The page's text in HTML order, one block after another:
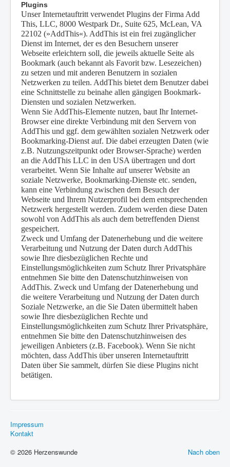
Plugins
Unser Internetauftritt verwendet Plugins der Firma Add
This, LLC, 8000 Westpark Dr., Suite 625, McLean, VA
22102 (»AddThis«). AddThis ist ein frei zugänglicher
Dienst im Internet, der es den Besuchern unserer
Webseite erleichtern soll, die jeweils aktuelle Seite als
Bookmark (auch bekannt als Favorit bzw. Lesezeichen)
zu setzen und mit anderen Benutzern in sozialen
Netzwerken zu teilen. AddThis bietet dem Benutzer dabei
eine Schnittstelle zu beinahe allen gängigen Bookmark-
Diensten und sozialen Netzwerken.
Wenn Sie AddThis-Elemente nutzen, baut Ihr Internet-
Browser eine direkte Verbindung mit den Servern von
AddThis und ggf. dem gewählten sozialen Netzwerk oder
Bookmarking-Dienst auf. Die dabei erzeugten Daten (wie
z.B. Nutzungszeitpunkt oder Browser-Sprache) werden
an die AddThis LLC in den USA übertragen und dort
verarbeitet. Wenn Sie Inhalte auf unserer Website an
soziale Netzwerke, Bookmarking-Dienste etc. senden,
kann eine Verbindung zwischen dem Besuch der
Webseite und Ihrem Nutzerprofil bei dem entsprechenden
Netzwerk hergestellt werden. Zudem werden diese Daten
sowohl von AddThis als auch dem betreffenden Dienst
gespeichert.
Zweck und Umfang der Datenerhebung und die weitere
Verarbeitung und Nutzung der Daten durch AddThis
sowie Ihre diesbezüglichen Rechte und
Einstellungsmöglichkeiten zum Schutz Ihrer Privatsphäre
entnehmen Sie bitte den Datenschutzhinweisen von
AddThis. Zweck und Umfang der Datenerhebung und
die weitere Verarbeitung und Nutzung der Daten durch
Soziale Netzwerke, an die Sie Daten übermittelt haben
sowie Ihre diesbezüglichen Rechte und
Einstellungsmöglichkeiten zum Schutz Ihrer Privatsphäre,
entnehmen Sie bitte den Datenschutzhinweisen des
jeweiligen Anbieters (z.B. Facebook). Wenn Sie nicht
möchten, dass AddThis über unseren Internetauftritt
Daten über Sie sammelt, dürfen Sie diese Plugins nicht
betätigen.
Impressum
Kontakt
Nach oben
© 2026 Herzenswunde